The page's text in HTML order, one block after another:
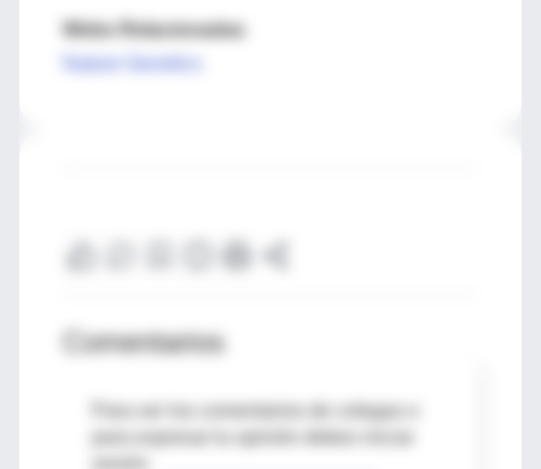
Webs Relacionadas
Comentarios
Para ver los comentarios de colegas o